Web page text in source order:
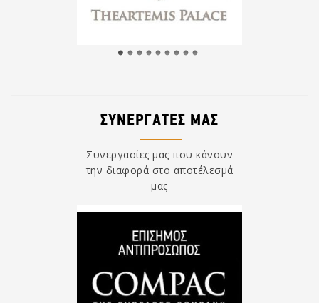
ΣΥΝΕΡΓΑΤΕΣ ΜΑΣ
Συνεργασίες μας που κάνουν
την διαφορά στο αποτέλεσμά
μας